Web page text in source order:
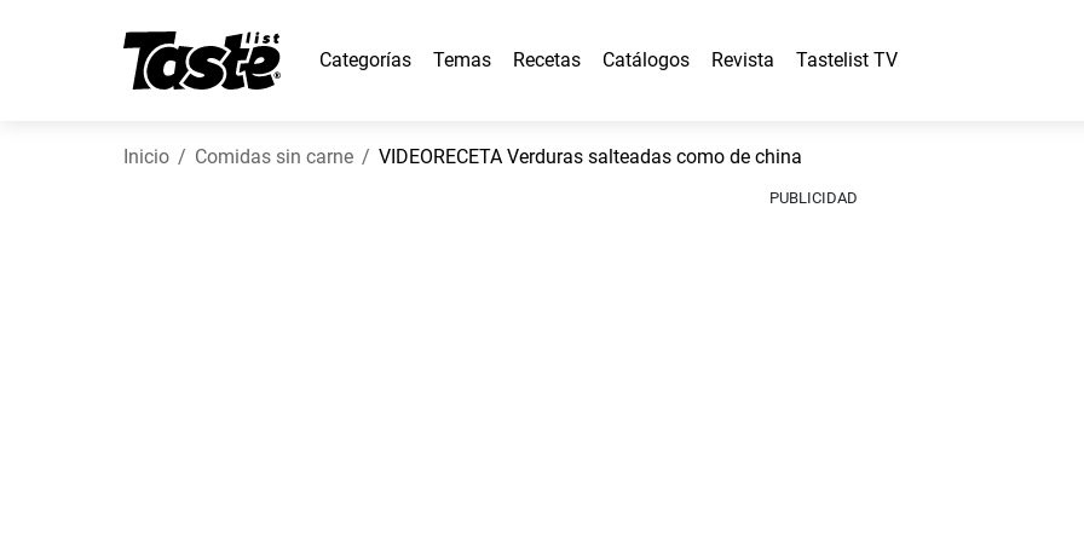
Categorías Temas Recetas Catálogos Revista Tastelist TV
Inicio Comidas sin carne VIDEORECETA Verduras salteadas como de china
PUBLICIDAD